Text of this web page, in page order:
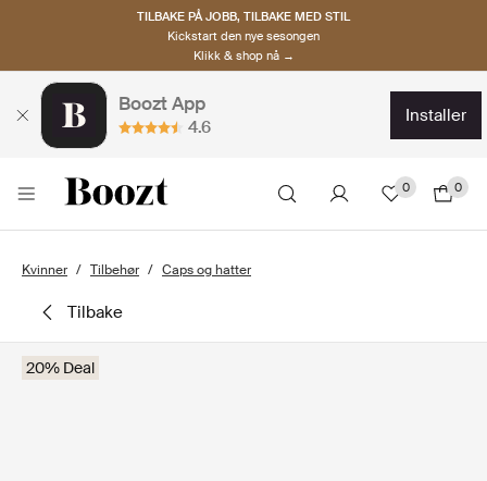
TILBAKE PÅ JOBB, TILBAKE MED STIL
Kickstart den nye sesongen
Klikk & shop nå →
Boozt App
4.6
installer
0 0
Kvinner Tilbehør Caps og hatter
tilbake
20% Deal